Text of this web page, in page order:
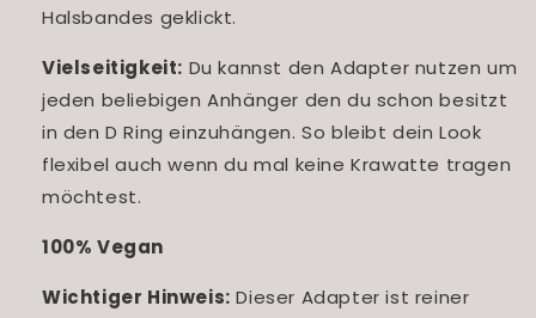
Halsbandes geklickt.
Vielseitigkeit: Du kannst den Adapter nutzen um
jeden beliebigen Anhänger den du schon besitzt
in den D Ring einzuhängen. So bleibt dein Look
flexibel auch wenn du mal keine Krawatte tragen
möchtest.
100% Vegan
Wichtiger Hinweis: Dieser Adapter ist reiner